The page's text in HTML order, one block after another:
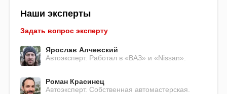
Наши эксперты
Задать вопрос эксперту
Ярослав Алчевский
Автоэксперт. Работал в «ВАЗ» и «Nissan».
Роман Красинец
Автоэксперт. Собственная автомастерская.